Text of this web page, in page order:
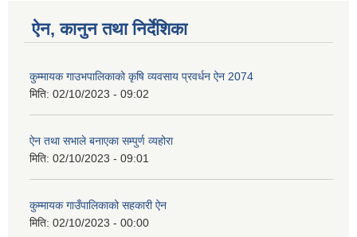
ऐन, कानुन तथा निर्देशिका
कुम्मायक गाउभपालिकाको कृषि व्यवसाय प्रवर्धन ऐन 2074
मिति: 02/10/2023 - 09:02
ऐन तथा सभाले बनाएका सम्पुर्ण व्यहोरा
मिति: 02/10/2023 - 09:01
कुम्मायक गाउँपालिकाको सहकारी ऐन
मिति: 02/10/2023 - 00:00